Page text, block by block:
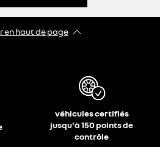
en haut de page​
véhicules certifiés
jusqu'à 150 points de
contrôle